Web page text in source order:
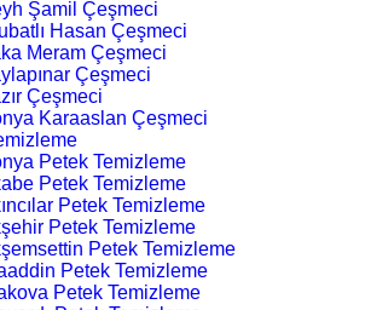
Şamil Çeşmeci
Hasan Çeşmeci
Meram Çeşmeci
Çeşmeci
Çeşmeci
Karaaslan Çeşmeci
Petek Temizleme
Petek Temizleme
Petek Temizleme
Petek Temizleme
Petek Temizleme
Petek Temizleme
Petek Temizleme